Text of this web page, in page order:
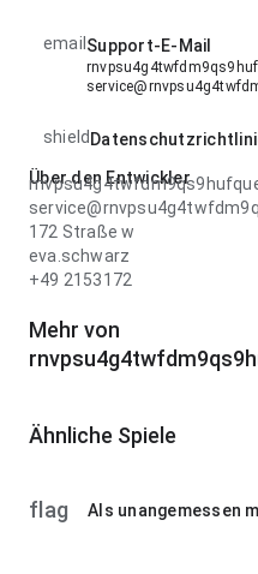
email Support-E-Mail
shield
Über den Entwickler
172 Straße w
eva.schwarz
+49 2153172
Mehr von
Ähnliche Spiele
flag Als unangemessen